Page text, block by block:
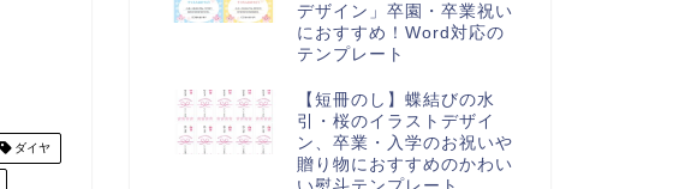
ダイヤ
デザイン」卒園・卒業祝い
におすすめ！Word対応の
テンプレート
【短冊のし】蝶結びの水
引・桜のイラストデザイ
ン、卒業・入学のお祝いや
贈り物におすすめのかわい